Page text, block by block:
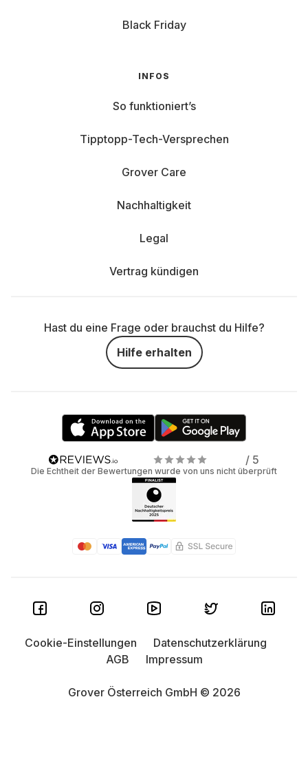
Black Friday
INFOS
So funktioniert’s
Tipptopp-Tech-Versprechen
Grover Care
Nachhaltigkeit
Legal
Vertrag kündigen
Hast du eine Frage oder brauchst du Hilfe?
Hilfe erhalten
/ 5
Die Echtheit der Bewertungen wurde von uns nicht überprüft
Grover Österreich GmbH © 2026
Cookie-Einstellungen
Datenschutzerklärung
AGB
Impressum